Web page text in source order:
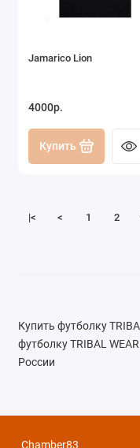
Jamarico Lion
4000р.
Купить
|< < 1 2
Купить футболку
футболку TRIBAL
России
Chamber83